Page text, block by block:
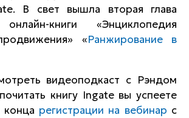
В свет вышла вторая глава
книги «Энциклопедия
«Ранжирование в
видеоподкаст с Рэндом
книгу Ingate вы успеете
конца регистрации на вебинар с